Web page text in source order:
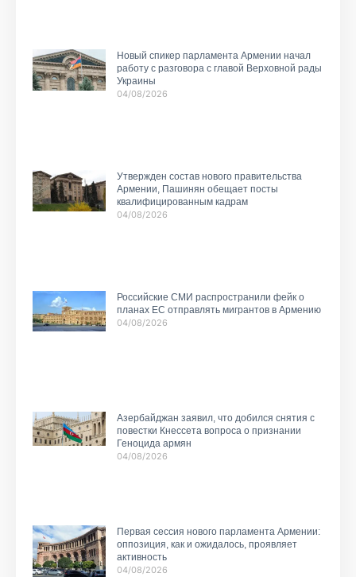
Новый спикер парламента Армении начал
работу с разговора с главой Верховной рады
Украины
04/08/2026
Утвержден состав нового правительства
Армении, Пашинян обещает посты
квалифицированным кадрам
04/08/2026
Российские СМИ распространили фейк о
планах ЕС отправлять мигрантов в Армению
04/08/2026
Азербайджан заявил, что добился снятия с
повестки Кнессета вопроса о признании
Геноцида армян
04/08/2026
Первая сессия нового парламента Армении:
оппозиция, как и ожидалось, проявляет
активность
04/08/2026